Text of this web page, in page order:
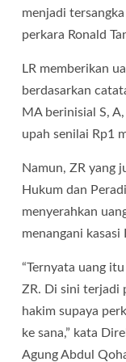
menjadi
perkara Ronald
LR memberikan
berdasarkan
MA berinisial S,
upah senilai Rp1
Namun, ZR yang
Hukum dan
menyerahkan
menangani kasasi
“Ternyata uang
ZR. Di sini terjadi
hakim supaya
ke sana,” kata
Agung Abdul